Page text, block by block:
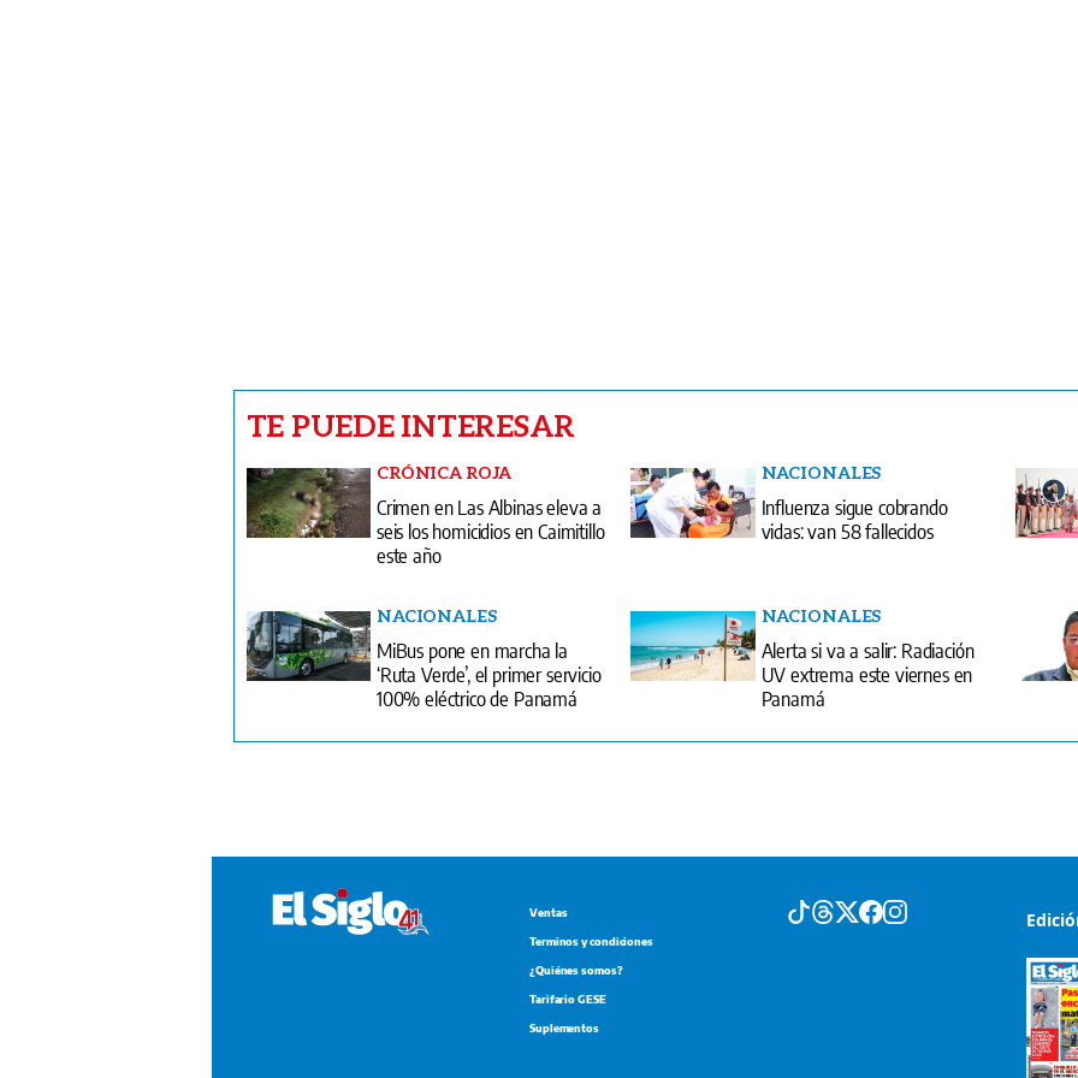
TE PUEDE INTERESAR
CRÓNICA ROJA
Crimen en Las Albinas eleva a
seis los homicidios en Caimitillo
este año
NACIONALES
Influenza sigue cobrando
vidas: van 58 fallecidos
NACIONALES
MiBus pone en marcha la
‘Ruta Verde’, el primer servicio
100% eléctrico de Panamá
NACIONALES
Alerta si va a salir: Radiación
UV extrema este viernes en
Panamá
Suplementos